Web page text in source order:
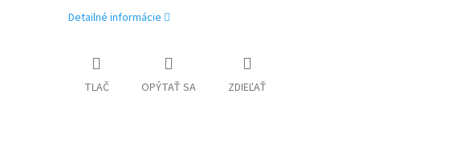
Detailné informácie
TLAČ OPÝTAŤ SA ZDIEĽAŤ